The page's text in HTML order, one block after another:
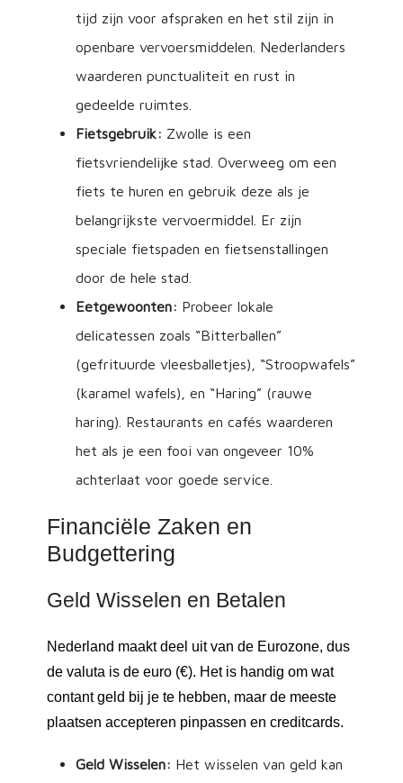
tijd zijn voor afspraken en het stil zijn in
openbare vervoersmiddelen. Nederlanders
waarderen punctualiteit en rust in
gedeelde ruimtes.
Fietsgebruik: Zwolle is een
fietsvriendelijke stad. Overweeg om een
fiets te huren en gebruik deze als je
belangrijkste vervoermiddel. Er zijn
speciale fietspaden en fietsenstallingen
door de hele stad.
Eetgewoonten: Probeer lokale
delicatessen zoals “Bitterballen”
(gefrituurde vleesballetjes), “Stroopwafels”
(karamel wafels), en “Haring” (rauwe
haring). Restaurants en cafés waarderen
het als je een fooi van ongeveer 10%
achterlaat voor goede service.
Financiële Zaken en
Budgettering
Geld Wisselen en Betalen
Nederland maakt deel uit van de Eurozone, dus
de valuta is de euro (€). Het is handig om wat
contant geld bij je te hebben, maar de meeste
plaatsen accepteren pinpassen en creditcards.
Geld Wisselen: Het wisselen van geld kan